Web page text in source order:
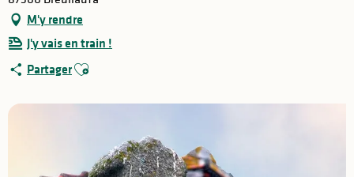
M'y rendre
J'y vais en train !
PartagerAjouter aux favoris